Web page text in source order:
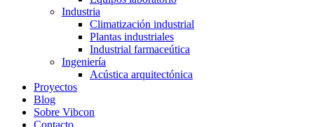
Industria
Climatización industrial
Plantas industriales
Industrial farmaceútica
Ingeniería
Acústica arquitectónica
Proyectos
Blog
Sobre Vibcon
Contacto